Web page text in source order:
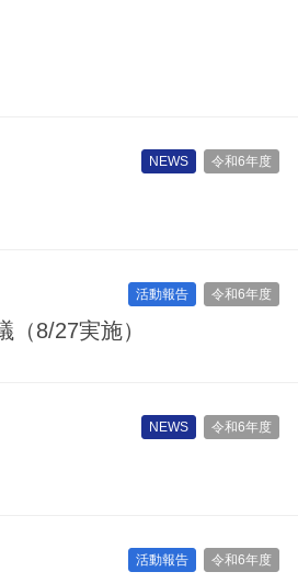
令和6年度
NEWS
令和6年度
活動報告
8/27実施）
令和6年度
NEWS
令和6年度
活動報告